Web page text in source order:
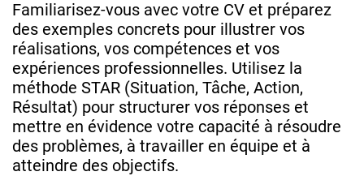
Familiarisez-vous avec votre CV et préparez
des exemples concrets pour illustrer vos
réalisations, vos compétences et vos
expériences professionnelles. Utilisez la
méthode STAR (Situation, Tâche, Action,
Résultat) pour structurer vos réponses et
mettre en évidence votre capacité à résoudre
des problèmes, à travailler en équipe et à
atteindre des objectifs.